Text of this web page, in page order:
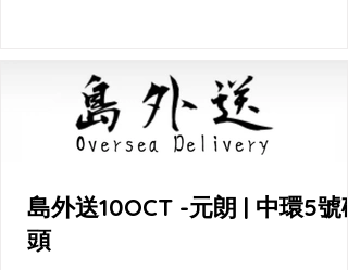
靚。 外送及出爐通知 Instagram channel
https://www.instagram.com/channel/
6ADkaG-IPpnts/ WhatsApp channel
EWf6KWEKjJkJ7Jl00 WB_CC
島外送10OCT -元朗 | 中環5號
頭